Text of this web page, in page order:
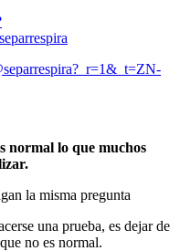
normal lo que muchos
la misma pregunta
una prueba, es dejar de
no es normal.